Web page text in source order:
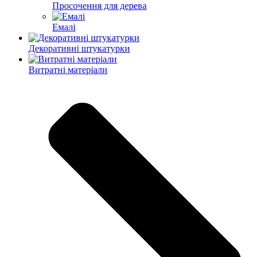
Просочення для дерева
Емалі
Декоративні штукатурки
Витратні матеріали